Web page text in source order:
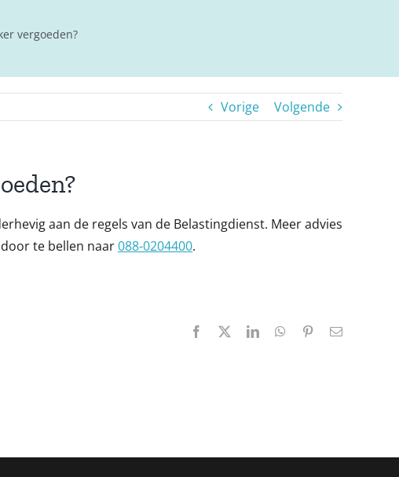
vergoeden?
Vorige Volgende
aan de regels van de Belastingdienst. Meer advies
te bellen naar088-0204400.
Facebook LinkedInWhatsApp
Pinterest
E-